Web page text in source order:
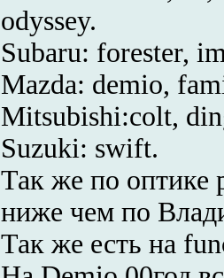
odyssey.
Subaru: forester,
Mazda: demio,
Mitsubishi:colt,
Suzuki: swift.
Так же по оптике
ниже чем по
Так же есть на